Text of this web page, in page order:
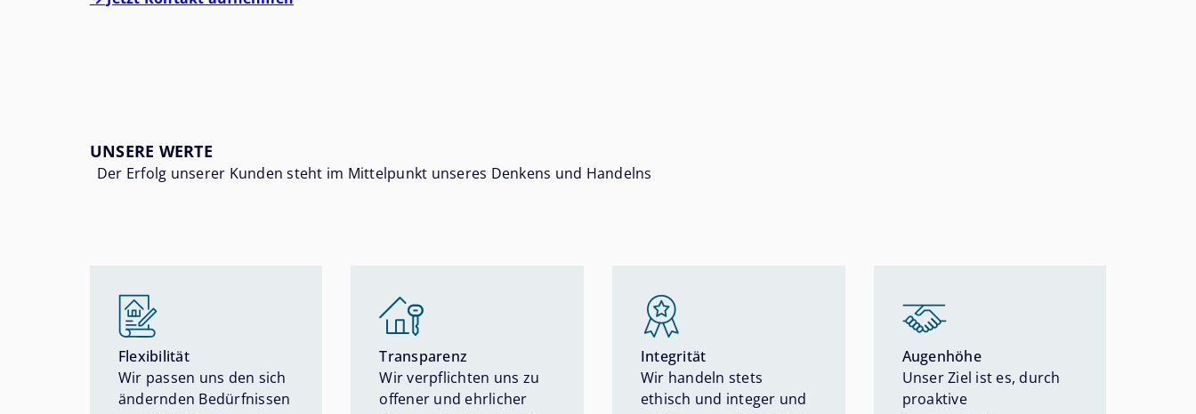
UNSERE WERTE
Der Erfolg unserer Kunden steht im Mittelpunkt unseres Denkens und Handelns
Flexibilität
Wir passen uns den sich
ändernden Bedürfnissen
Transparenz
Wir verpflichten uns zu
offener und ehrlicher
Integrität
Wir handeln stets
ethisch und integer und
Augenhöhe
Unser Ziel ist es, durch
proaktive